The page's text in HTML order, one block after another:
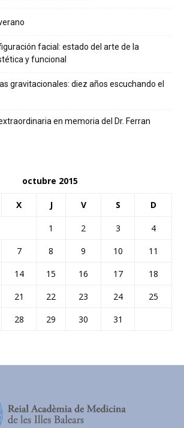
facial: estado del arte de la
y funcional
gravitacionales: diez años escuchando el
en memoria del Dr. Ferran
octubre 2015
X J V S D
1 2 3
4
7 8 9 10
11
14 15 16 17
18
21 22 23 24
25
28 29 30
31